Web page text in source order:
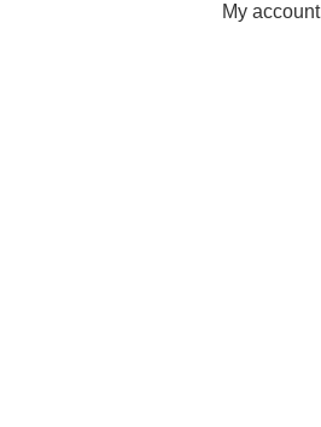
My account